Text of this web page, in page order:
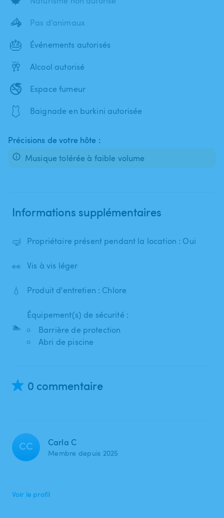
🦓 Pas d'animaux
🎂 Événements autorisés
🥂 Alcool autorisé
🚭 Espace fumeur
🩱 Baignade en burkini autorisée
Précisions de votre hôte :
Musique tolérée à faible volume
Informations supplémentaires
🤿 Propriétaire présent pendant la location : Oui
👀 Vis à vis léger
💧 Produit d'entretien : Chlore
🏊
Équipement(s) de sécurité :
Barrière de protection
Abri de piscine
0 commentaire
CC Carla C
Membre depuis 2025
Voir le profil